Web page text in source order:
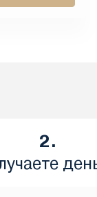
2.